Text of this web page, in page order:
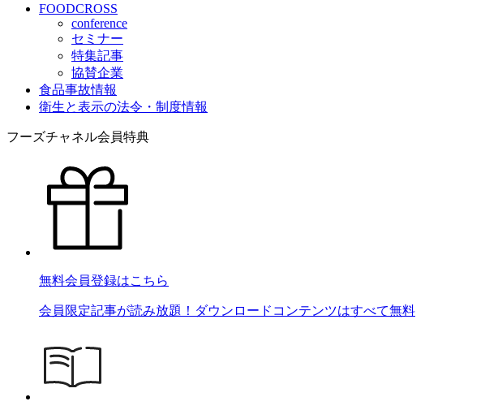
FOODCROSS
conference
セミナー
特集記事
協賛企業
食品事故情報
衛生と表示の法令・制度情報
フーズチャネル会員特典
無料会員登録はこちら
会員限定記事が読み放題！ダウンロードコンテンツはすべて無料